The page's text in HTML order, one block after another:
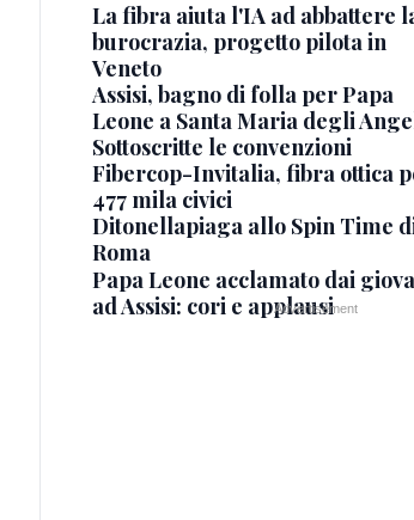
La fibra aiuta l'IA ad abbattere
burocrazia, progetto pilota in
Veneto
Assisi, bagno di folla per Papa
Leone a Santa Maria degli
Sottoscritte le convenzioni
Fibercop-Invitalia, fibra ottica
477 mila civici
Ditonellapiaga allo Spin Time
Roma
Papa Leone acclamato dai
ad Assisi: cori e applausi